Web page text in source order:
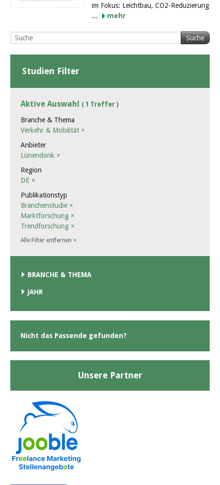
im Fokus: Leichtbau, CO2-Reduzierung
...
mehr
Suche
Studien Filter
Aktive Auswahl ( 1 Treffer )
Branche & Thema
Verkehr & Mobilität ×
Anbieter
Lünendonk ×
Region
DE ×
Publikationstyp
Branchenstudie ×
Marktforschung ×
Trendforschung ×
Alle Filter entfernen ×
BRANCHE & THEMA
JAHR
Nicht das Passende gefunden?
Unsere Partner